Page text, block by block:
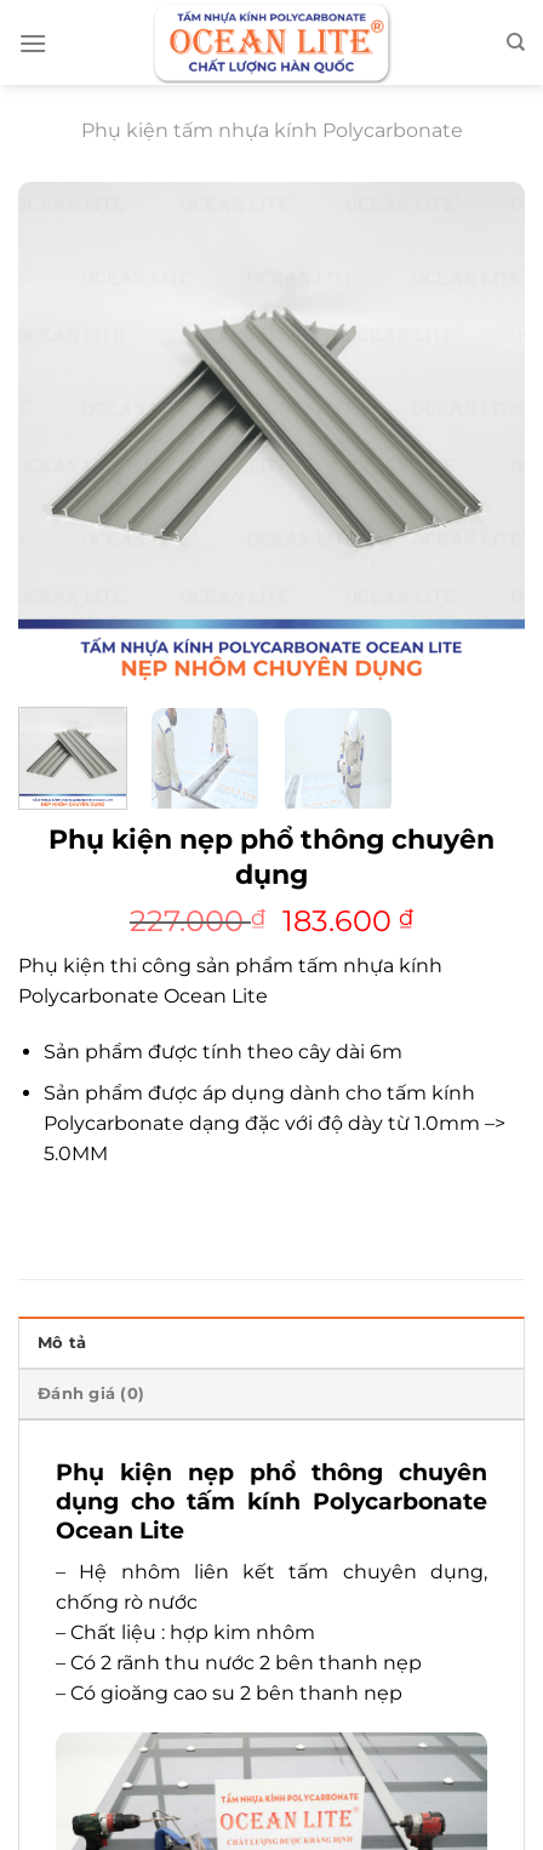
đến
Phụ kiện tấm nhựa kính Polycarbonate
Phụ kiện nẹp phổ thông chuyên
dụng
227.000₫
Giá
gốc
là:
183.600₫Giá
hiện
tại
Phụ kiện thi công sản phẩm tấm nhựa kính
Polycarbonate Ocean Lite
Sản phẩm được tính theo cây dài 6m
Sản phẩm được áp dụng dành cho tấm kính
Polycarbonate dạng đặc với độ dày từ 1.0mm –>
5.0MM
Mô tả
Đánh giá (0)
Phụ kiện nẹp phổ thông chuyên
dụng cho tấm kính Polycarbonate
Ocean Lite
– Hệ nhôm liên kết tấm chuyên dụng,
chống rò nước
– Chất liệu : hợp kim nhôm
– Có 2 rãnh thu nước 2 bên thanh nẹp
– Có gioăng cao su 2 bên thanh nẹp